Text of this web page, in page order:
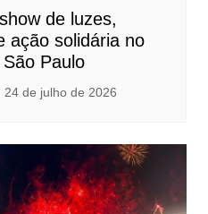
de luzes,
ação solidária no
Paulo
24 de julho de 2026